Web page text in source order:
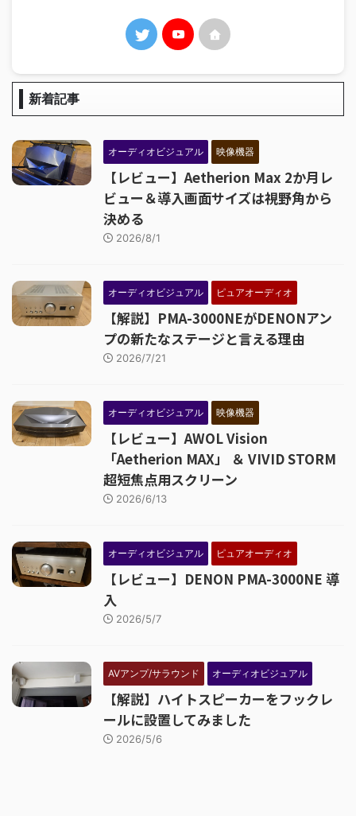
新着記事
オーディオビジュアル 映像機器
【レビュー】Aetherion Max 2か月レ
ビュー＆導入画面サイズは視野角から
決める
2026/8/1
オーディオビジュアル ピュアオーディオ
【解説】PMA-3000NEがDENONアン
プの新たなステージと言える理由
2026/7/21
オーディオビジュアル 映像機器
【レビュー】AWOL Vision
「Aetherion MAX」 ＆ VIVID STORM
超短焦点用スクリーン
2026/6/13
オーディオビジュアル ピュアオーディオ
【レビュー】DENON PMA-3000NE 導
入
2026/5/7
AVアンプ/サラウンド オーディオビジュアル
【解説】ハイトスピーカーをフックレ
ールに設置してみました
2026/5/6